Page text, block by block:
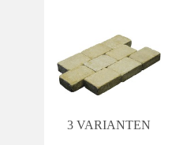
3 VARIANTEN